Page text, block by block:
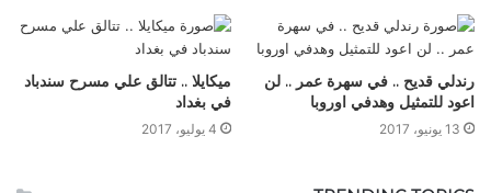
رندلي قديح .. في سهرة عمر .. لن
اعود للتمثيل وهدفي اوروبا
13 يونيو، 2017
ميكايلا .. تتالق علي مسرح سندباد
في بغداد
4 يوليو، 2017